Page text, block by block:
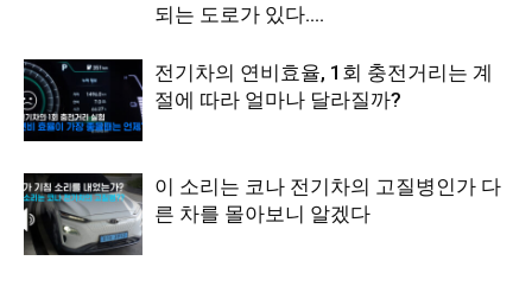
되는 도로가 있다....
전기차의 연비효율, 1회 충전거리는 계
절에 따라 얼마나 달라질까?
이 소리는 코나 전기차의 고질병인가 다
른 차를 몰아보니 알겠다